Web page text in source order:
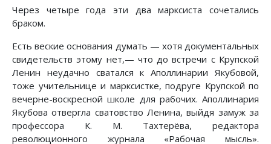
Через четыре года эти два марксиста сочетались
браком.
Есть веские основания думать — хотя документальных
свидетельств этому нет,— что до встречи с Крупской
Ленин неудачно сватался к Аполлинарии Якубовой,
тоже учительнице и марксистке, подруге Крупской по
вечерне-воскресной школе для рабочих. Аполлинария
Якубова отвергла сватовство Ленина, выйдя замуж за
профессора К. М. Тахтерёва, редактора
революционного журнала «Рабочая мысль».